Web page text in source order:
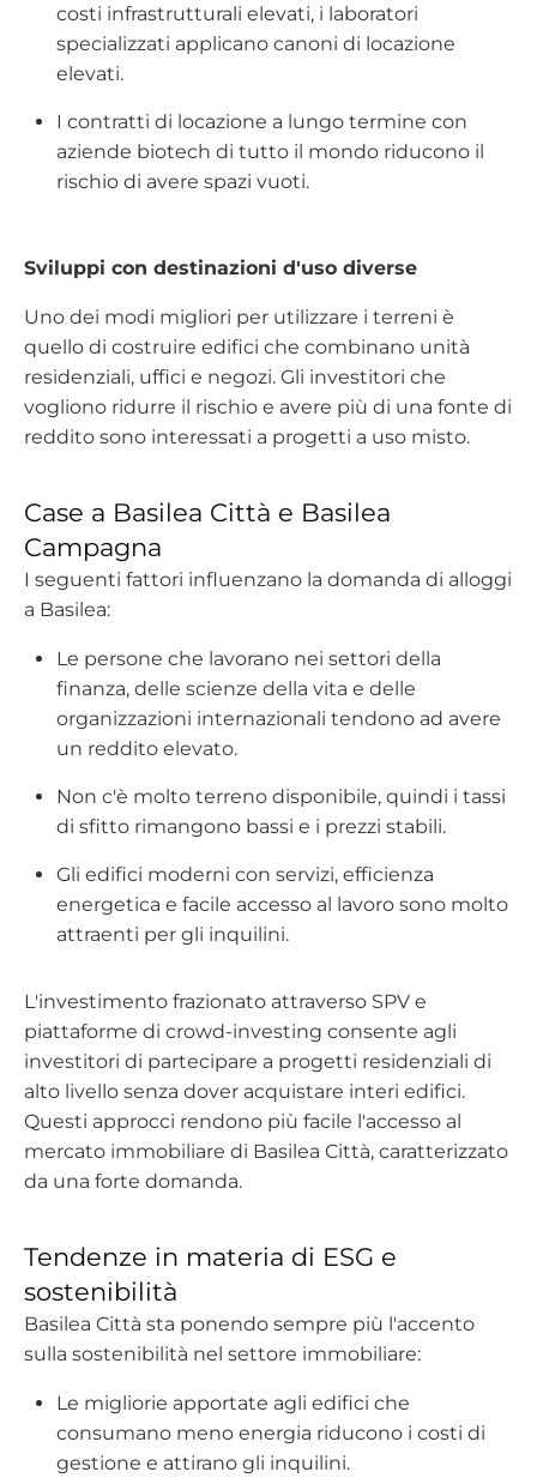
costi infrastrutturali elevati, i laboratori
specializzati applicano canoni di locazione
elevati.
I contratti di locazione a lungo termine con
aziende biotech di tutto il mondo riducono il
rischio di avere spazi vuoti.
Sviluppi con destinazioni d'uso diverse
Uno dei modi migliori per utilizzare i terreni è
quello di costruire edifici che combinano unità
residenziali, uffici e negozi. Gli investitori che
vogliono ridurre il rischio e avere più di una fonte di
reddito sono interessati a progetti a uso misto.
Case a Basilea Città e Basilea
Campagna
I seguenti fattori influenzano la domanda di alloggi
a Basilea:
Le persone che lavorano nei settori della
finanza, delle scienze della vita e delle
organizzazioni internazionali tendono ad avere
un reddito elevato.
Non c'è molto terreno disponibile, quindi i tassi
di sfitto rimangono bassi e i prezzi stabili.
Gli edifici moderni con servizi, efficienza
energetica e facile accesso al lavoro sono molto
attraenti per gli inquilini.
L'investimento frazionato attraverso SPV e
piattaforme di crowd-investing consente agli
investitori di partecipare a progetti residenziali di
alto livello senza dover acquistare interi edifici.
Questi approcci rendono più facile l'accesso al
mercato immobiliare di Basilea Città, caratterizzato
da una forte domanda.
Tendenze in materia di ESG e
sostenibilità
Basilea Città sta ponendo sempre più l'accento
sulla sostenibilità nel settore immobiliare:
Le migliorie apportate agli edifici che
consumano meno energia riducono i costi di
gestione e attirano gli inquilini.